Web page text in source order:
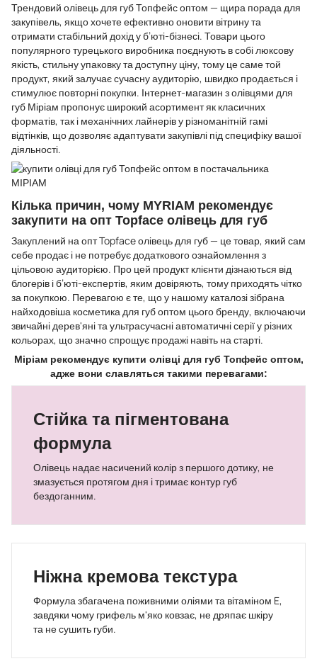
Трендовий олівець для губ Топфейс оптом — щира порада для
закупівель, якщо хочете ефективно оновити вітрину та
отримати стабільний дохід у б’юті-бізнесі. Товари цього
популярного турецького виробника поєднують в собі люксову
якість, стильну упаковку та доступну ціну, тому це саме той
продукт, який залучає сучасну аудиторію, швидко продається і
стимулює повторні покупки. Інтернет-магазин з олівцями для
губ Міріам пропонує широкий асортимент як класичних
форматів, так і механічних лайнерів у різноманітній гамі
відтінків, що дозволяє адаптувати закупівлі під специфіку вашої
діяльності.
Кілька причин, чому MYRIAM рекомендує
закупити на опт Topface олівець для губ
Закуплений на опт Topface олівець для губ — це товар, який сам
себе продає і не потребує додаткового ознайомлення з
цільовою аудиторією. Про цей продукт клієнти дізнаються від
блогерів і б’юті-експертів, яким довіряють, тому приходять чітко
за покупкою. Перевагою є те, що у нашому каталозі зібрана
найходовіша косметика для губ оптом цього бренду, включаючи
звичайні дерев'яні та ультрасучасні автоматичні серії у різних
кольорах, що значно спрощує продажі навіть на старті.
Міріам рекомендує купити олівці для губ Топфейс оптом,
адже вони славляться такими перевагами:
Стійка та пігментована
формула
Олівець надає насичений колір з першого дотику, не
змазується протягом дня і тримає контур губ
бездоганним.
Ніжна кремова текстура
Формула збагачена поживними оліями та вітаміном E,
завдяки чому грифель м'яко ковзає, не дряпає шкіру
та не сушить губи.